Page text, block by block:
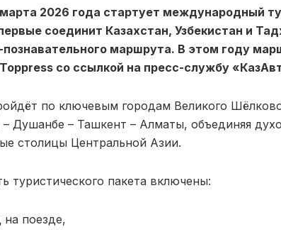
2026 года стартует международный
соединит Казахстан, Узбекистан и
познавательного маршрута. В этом году
со ссылкой на пресс-службу
по ключевым городам Великого
Душанбе – Ташкент – Алматы, объединяя
столицы Центральной Азии.
туристического пакета включены:
на поезде,